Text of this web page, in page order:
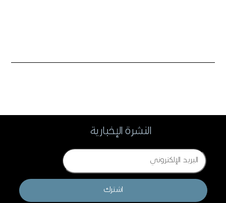
النشرة الإخبارية
Email
اشترك